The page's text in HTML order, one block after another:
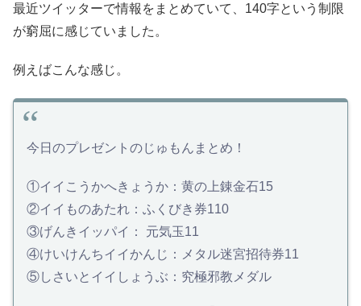
最近ツイッターで情報をまとめていて、140字という制限
が窮屈に感じていました。
例えばこんな感じ。
今日のプレゼントのじゅもんまとめ！
①イイこうかへきょうか：黄の上錬金石15
②イイものあたれ：ふくびき券110
③げんきイッパイ： 元気玉11
④けいけんちイイかんじ：メタル迷宮招待券11
⑤しさいとイイしょうぶ：究極邪教メダル